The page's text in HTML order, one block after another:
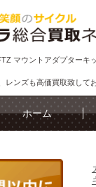
マウントアダプターキ
レンズも高価買取致して
ホーム